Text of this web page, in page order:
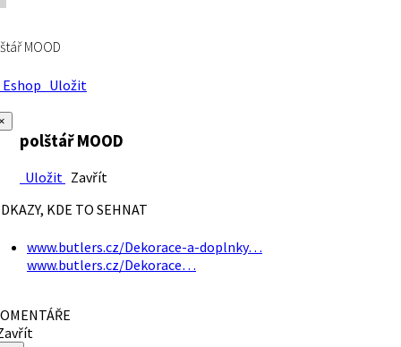
MOOD
Uložit
polštář MOOD
Uložit Zavřít
KDE TO SEHNAT
www.butlers.cz/Dekorace-a-doplnky…
www.butlers.cz/Dekorace…